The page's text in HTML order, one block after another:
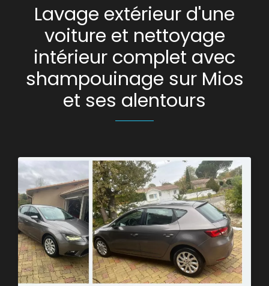
Lavage extérieur d'une
voiture et nettoyage
intérieur complet avec
shampouinage sur Mios
et ses alentours